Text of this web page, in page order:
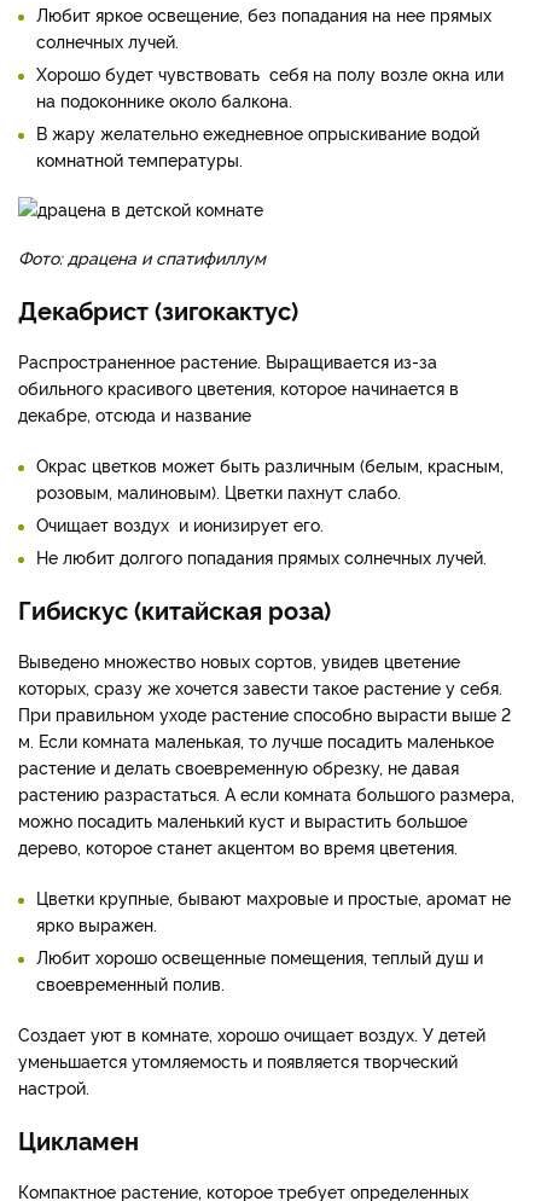
Любит яркое освещение, без попадания на нее прямых
солнечных лучей.
Хорошо будет чувствовать себя на полу возле окна или
на подоконнике около балкона.
В жару желательно ежедневное опрыскивание водой
комнатной температуры.
Фото: драцена и спатифиллум
Декабрист (зигокактус)
Распространенное растение. Выращивается из-за
обильного красивого цветения, которое начинается в
декабре, отсюда и название
Окрас цветков может быть различным (белым, красным,
розовым, малиновым). Цветки пахнут слабо.
Очищает воздух и ионизирует его.
Не любит долгого попадания прямых солнечных лучей.
Гибискус (китайская роза)
Выведено множество новых сортов, увидев цветение
которых, сразу же хочется завести такое растение у себя.
При правильном уходе растение способно вырасти выше 2
м. Если комната маленькая, то лучше посадить маленькое
растение и делать своевременную обрезку, не давая
растению разрастаться. А если комната большого размера,
можно посадить маленький куст и вырастить большое
дерево, которое станет акцентом во время цветения.
Цветки крупные, бывают махровые и простые, аромат не
ярко выражен.
Любит хорошо освещенные помещения, теплый душ и
своевременный полив.
Создает уют в комнате, хорошо очищает воздух. У детей
уменьшается утомляемость и появляется творческий
настрой.
Цикламен
Компактное растение, которое требует определенных